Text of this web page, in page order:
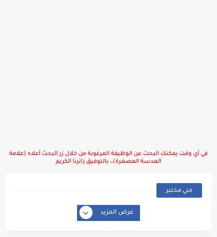
في أي وقت يمكنك البحث عن الوظيفة المرغوبة من خلال زر البحث أعلاه (علامة
العدسة المصغرة)،، بالتوفيق زائرنا الكريم
فني مختبر
عرض المزيد